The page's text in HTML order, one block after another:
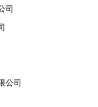
司
公司